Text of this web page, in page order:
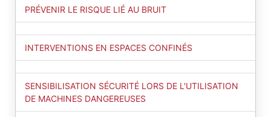
PRÉVENIR LE RISQUE LIÉ AU BRUIT
INTERVENTIONS EN ESPACES CONFINÉS
SENSIBILISATION SÉCURITÉ LORS DE L'UTILISATION
DE MACHINES DANGEREUSES